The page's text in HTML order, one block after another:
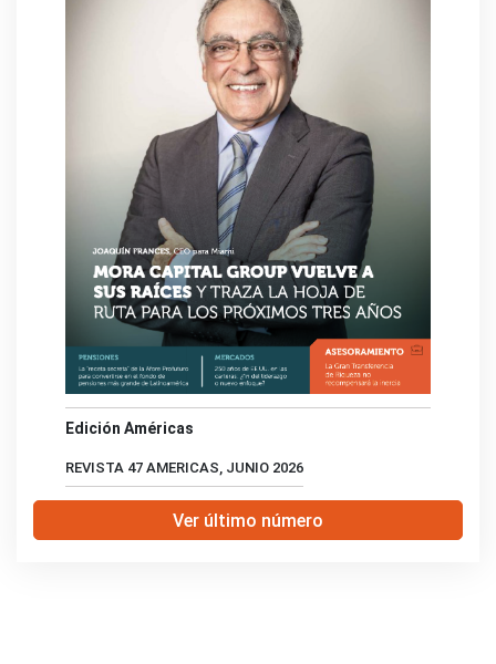
Edición Américas
REVISTA 47 AMERICAS, JUNIO 2026
Ver último número